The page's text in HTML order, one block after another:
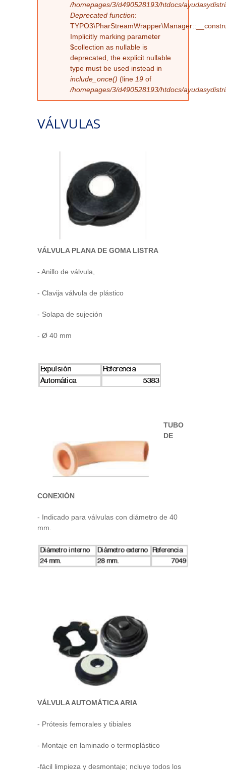
/homepages/3/d490528193/htdocs/
Deprecated function:
Implicitly marking parameter
$collection as nullable is
deprecated, the explicit nullable
type must be used instead in
include_once() (line 19 of
/homepages/3/d490528193/htdocs/
VÁLVULAS
VÁLVULA PLANA DE GOMA LISTRA
- Anillo de válvula,
- Clavija válvula de plástico
- Solapa de sujeción
- Ø 40 mm
TUBO
DE
CONEXIÓN
- Indicado para válvulas con diámetro de 40
mm.
VÁLVULA AUTOMÁTICA ARIA
- Prótesis femorales y tibiales
- Montaje en laminado o termoplástico
-fácil limpieza y desmontaje; ncluye todos los